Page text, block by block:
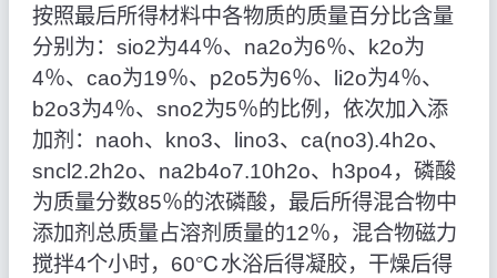
按照最后所得材料中各物质的质量百分比含量
分别为：sio2为44％、na2o为6％、k2o为
4％、cao为19％、p2o5为6％、li2o为4％、
b2o3为4％、sno2为5％的比例，依次加入添
加剂：naoh、kno3、lino3、ca(no3).4h2o、
sncl2.2h2o、na2b4o7.10h2o、h3po4，磷酸
为质量分数85％的浓磷酸，最后所得混合物中
添加剂总质量占溶剂质量的12％，混合物磁力
搅拌4个小时，60℃水浴后得凝胶，干燥后得